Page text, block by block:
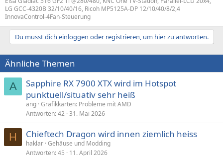
LG GCC-4320B 32/10/40/16, Ricoh MP5125A-DP 12/10/40/8/2,4
InnovaControl-4Fan-Steuerung
Du musst dich einloggen oder registrieren, um hier zu antworten.
Ähnliche Themen
A
Sapphire RX 7900 XTX wird im Hotspot
punktuell/situativ sehr heiß
ang Grafikkarten: Probleme mit AMD
Antworten 42 31. Mai 2026
H Chieftech Dragon wird innen ziemlich heiss
haklar Gehäuse und Modding
Antworten 45 11. April 2026